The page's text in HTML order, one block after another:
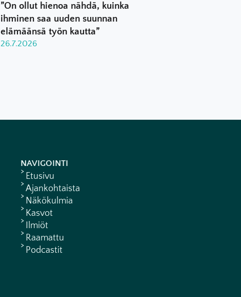
”On ollut hienoa nähdä, kuinka
ihminen saa uuden suunnan
elämäänsä työn kautta”
26.7.2026
NAVIGOINTI
Etusivu
Ajankohtaista
Näkökulmia
Kasvot
Ilmiöt
Raamattu
Podcastit